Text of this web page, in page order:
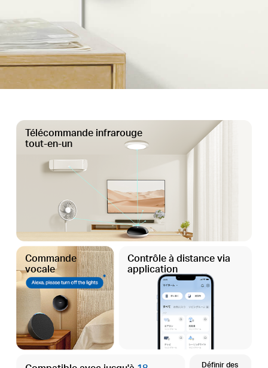
Télécommande infrarouge
tout-en-un
Commande
vocale
Contrôle à distance via
application
Définir des